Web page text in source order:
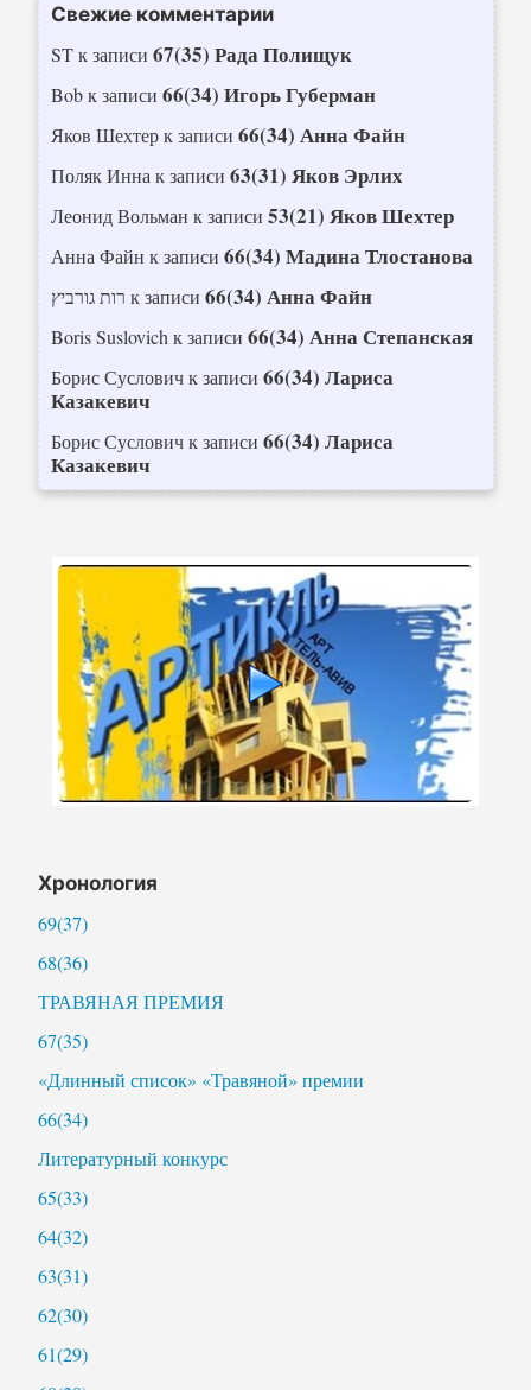
Свежие комментарии
STк записи 67(35) Рада Полищук
Bobк записи 66(34) Игорь Губерман
Яков Шехтерк записи 66(34) Анна Файн
Поляк Инна к записи 63(31) Яков Эрлих
Леонид Вольман к записи 53(21) Яков Шехтер
Анна Файн к записи 66(34) Мадина Тлостанова
רות גורביץ к записи 66(34) Анна Файн
Boris Suslovich к записи 66(34) Анна Степанская
Борис Сусловичк записи 66(34) Лариса
Казакевич
Борис Сусловичк записи 66(34) Лариса
Казакевич
Хронология
69(37)
68(36)
ТРАВЯНАЯ ПРЕМИЯ
67(35)
«Длинный список» «Травяной» премии
66(34)
Литературный конкурс
65(33)
64(32)
63(31)
62(30)
61(29)